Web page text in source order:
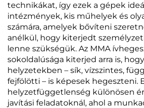
technikákat, így ezek a gépek
intézmények, kis műhelyek és
számára, amelyek bővíteni
anélkül, hogy kiterjedt
lenne szükségük. Az MMA
sokoldalúsága kiterjed arra is,
helyzetekben – sík, vízszintes,
fejfölötti – is képesek hegeszteni.
helyzetfüggetlenség különösen
javítási feladatoknál, ahol a